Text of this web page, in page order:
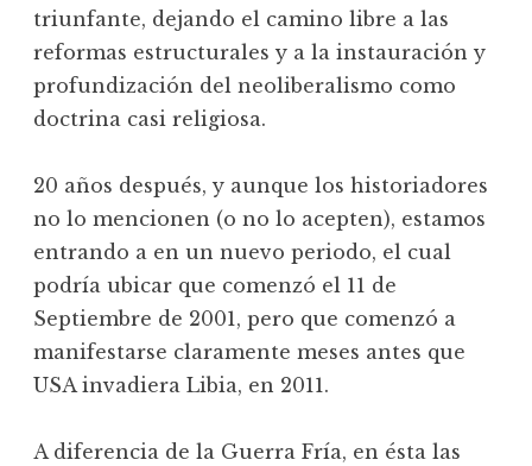
triunfante, dejando el camino libre a las
reformas estructurales y a la instauración y
profundización del neoliberalismo como
doctrina casi religiosa.
20 años después, y aunque los historiadores
no lo mencionen (o no lo acepten), estamos
entrando a en un nuevo periodo, el cual
podría ubicar que comenzó el 11 de
Septiembre de 2001, pero que comenzó a
manifestarse claramente meses antes que
USA invadiera Libia, en 2011.
A diferencia de la Guerra Fría, en ésta las